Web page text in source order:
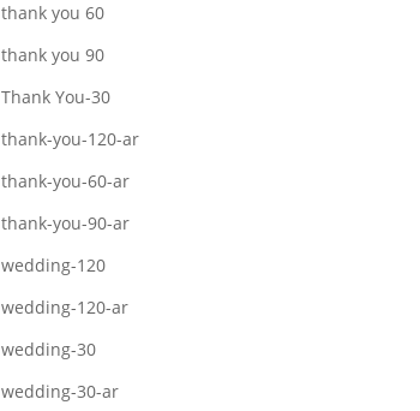
thank you 60
thank you 90
Thank You-30
thank-you-120-ar
thank-you-60-ar
thank-you-90-ar
wedding-120
wedding-120-ar
wedding-30
wedding-30-ar